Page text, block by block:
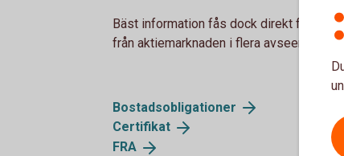
Bäst information fås dock direkt från
från aktiemarknaden i flera avseenden.
Bostadsobligationer
Certifikat
FRA